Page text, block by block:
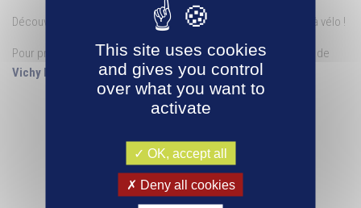
Découvrez la Via Allier et ses Bouclespour vos promenades à vélo !
Pour préparer et organiser votre séjour rendez-vous sur le site de
Vichy Destinations.
This site uses cookies
and gives you control
over what you want to
activate
OK, accept all
Deny all cookies